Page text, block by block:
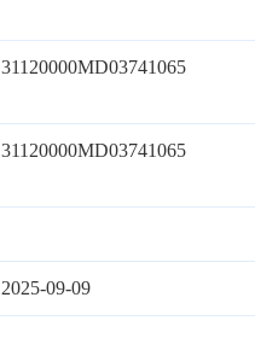
31120000MD03741065
31120000MD03741065
2025-09-09